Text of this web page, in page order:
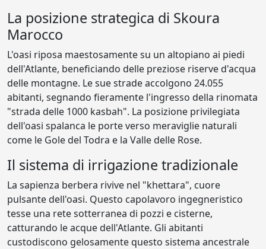
La posizione strategica di Skoura
Marocco
L'oasi riposa maestosamente su un altopiano ai piedi
dell'Atlante, beneficiando delle preziose riserve d'acqua
delle montagne. Le sue strade accolgono 24.055
abitanti, segnando fieramente l'ingresso della rinomata
"strada delle 1000 kasbah". La posizione privilegiata
dell'oasi spalanca le porte verso meraviglie naturali
come le Gole del Todra e la Valle delle Rose.
Il sistema di irrigazione tradizionale
La sapienza berbera rivive nel "khettara", cuore
pulsante dell'oasi. Questo capolavoro ingegneristico
tesse una rete sotterranea di pozzi e cisterne,
catturando le acque dell'Atlante. Gli abitanti
custodiscono gelosamente questo sistema ancestrale